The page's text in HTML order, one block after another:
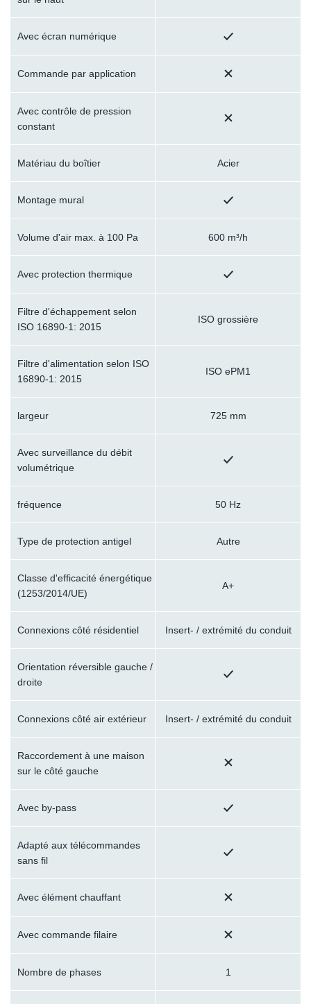
Avec écran numérique
Commande par application
Avec contrôle de pression
constant
Matériau du boîtier Acier
Montage mural
Volume d'air max. à 100 Pa 600 m³/h
Avec protection thermique
Filtre d'échappement selon
ISO 16890-1: 2015
ISO grossière
Filtre d'alimentation selon ISO
16890-1: 2015
ISO ePM1
largeur 725 mm
Avec surveillance du débit
volumétrique
fréquence 50 Hz
Type de protection antigel Autre
Classe d'efficacité énergétique
(1253/2014/UE)
A+
Connexions côté résidentiel Insert- / extrémité du conduit
Orientation réversible gauche /
droite
Connexions côté air extérieur Insert- / extrémité du conduit
Raccordement à une maison
sur le côté gauche
Avec by-pass
Adapté aux télécommandes
sans fil
Avec élément chauffant
Avec commande filaire
Nombre de phases 1